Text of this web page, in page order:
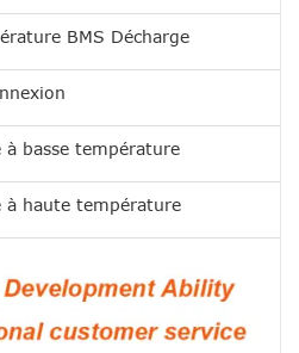
BMS Décharge
à basse température
à haute température